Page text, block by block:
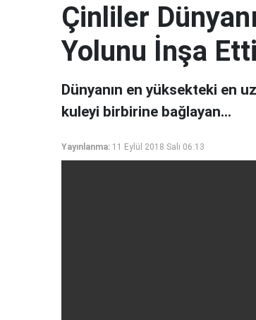
Çinliler
Yolunu İnşa
Dünyanın en yüksekteki en
kuleyi birbirine bağlayan...
Yayınlanma: 11 Eylül 2018 Salı 06:13